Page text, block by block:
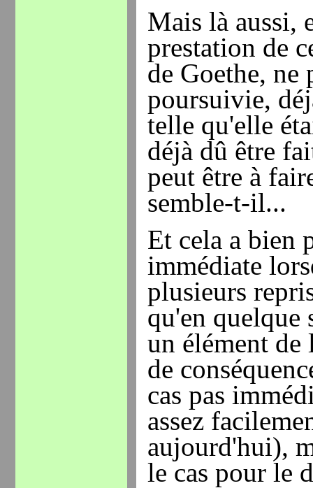
Mais là aussi,
prestation de
de Goethe, ne
poursuivie,
telle qu'elle
déjà dû être
peut être à
semble-t-il...
Et cela a bien
immédiate
plusieurs
qu'en quelque
un élément de
de
cas pas
assez
aujourd'hui),
le cas pour le